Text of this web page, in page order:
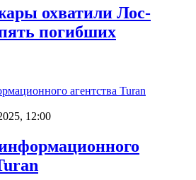
охватили Лос-
погибших
12:00